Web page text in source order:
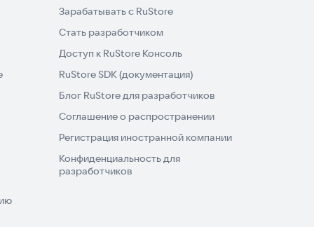
Зарабатывать с RuStore
Стать разработчиком
Доступ к RuStore Консоль
RuStore SDK (документация)
Блог RuStore для разработчиков
Соглашение о распространении
Регистрация иностранной компании
Конфиденциальность для
разработчиков